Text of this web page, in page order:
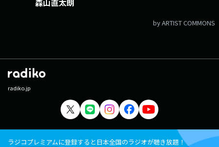
by ARTIST COMMONS
radiko.jp
ラジコプレミアムに登録すると日本全国のラジオが聴き放題！